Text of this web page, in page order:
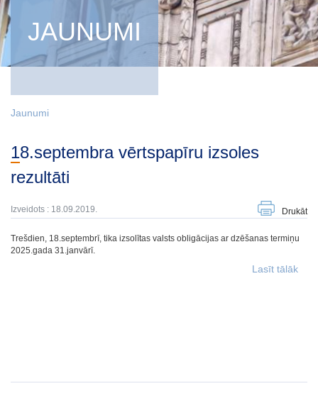
JAUNUMI
Jaunumi
18.septembra vērtspapīru izsoles
rezultāti
Izveidots : 18.09.2019. Drukāt
Trešdien, 18.septembrī, tika izsolītas valsts obligācijas ar dzēšanas termiņu
2025.gada 31.janvārī.
Lasīt tālāk